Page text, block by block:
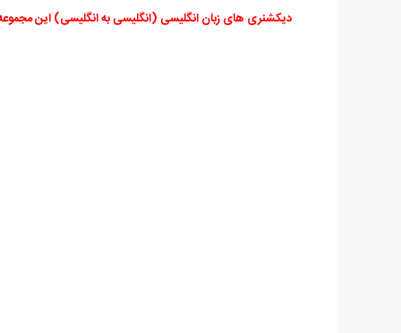
دیکشنری های زبان انگلیسی (انگلیسی به انگلیسی) این